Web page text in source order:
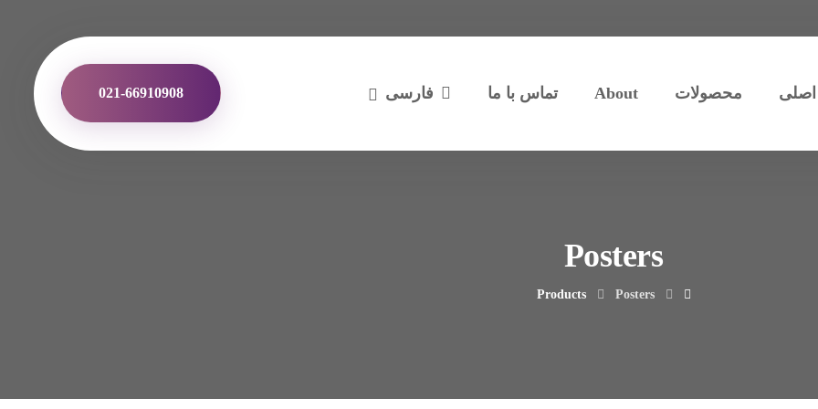
محصولات About تماس با ما فارسی 021-66910908
Posters
Products Posters